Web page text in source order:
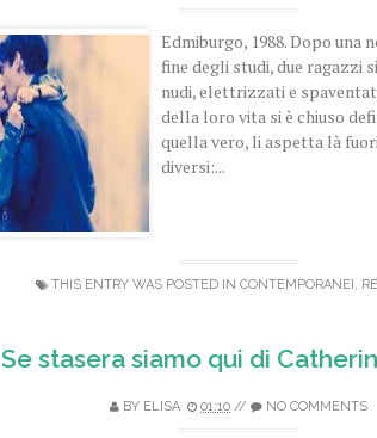
Edmiburgo, 1988. Dopo una
fine degli studi, due ragazzi
nudi, elettrizzati e
della loro vita si è chiuso
quella vero, li aspetta là
diversi:...
THIS ENTRY WAS POSTED IN CONTEMPORANEI ,
Se stasera siamo qui di
BY ELISA 01:10 // NO COMMENTS